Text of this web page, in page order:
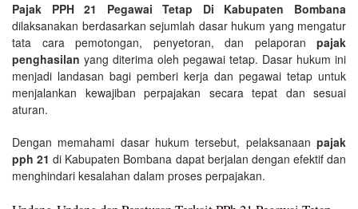
Pajak PPH 21 Pegawai Tetap Di Kabupaten Bombana
dilaksanakan berdasarkan sejumlah dasar hukum yang mengatur
tata cara pemotongan, penyetoran, dan pelaporan pajak
penghasilan yang diterima oleh pegawai tetap. Dasar hukum ini
menjadi landasan bagi pemberi kerja dan pegawai tetap untuk
menjalankan kewajiban perpajakan secara tepat dan sesuai
aturan.
Dengan memahami dasar hukum tersebut, pelaksanaan pajak
pph 21 di Kabupaten Bombana dapat berjalan dengan efektif dan
menghindari kesalahan dalam proses perpajakan.